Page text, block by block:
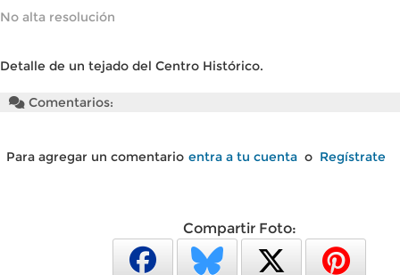
No alta resolución
Detalle de un tejado del Centro Histórico.
Comentarios:
Para agregar un comentario entra a tu cuenta o Regístrate
Compartir Foto: